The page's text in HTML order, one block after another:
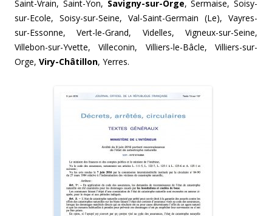
Saint-Vrain, Saint-Yon, Savigny-sur-Orge, Sermaise, Soisy-
sur-Ecole, Soisy-sur-Seine, Val-Saint-Germain (Le), Vayres-
sur-Essonne, Vert-le-Grand, Videlles, Vigneux-sur-Seine,
Villebon-sur-Yvette, Villeconin, Villiers-le-Bâcle, Villiers-sur-
Orge, Viry-Châtillon, Yerres.